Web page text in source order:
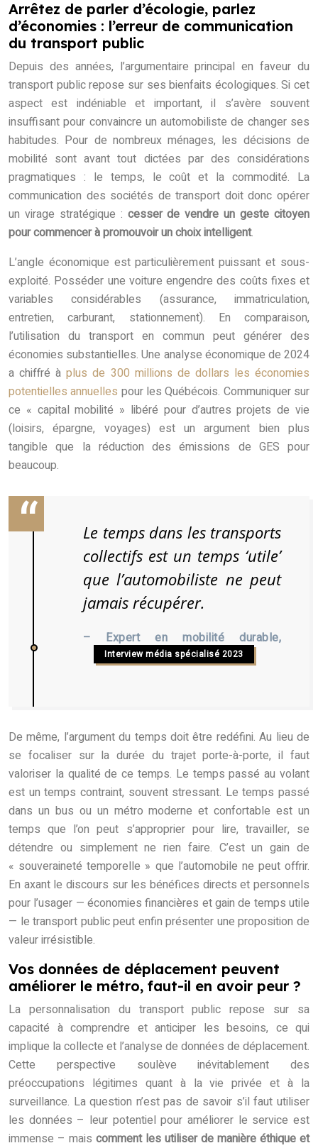
Arrêtez de parler d’écologie, parlez
d’économies : l’erreur de communication
du transport public
Depuis des années, l’argumentaire principal en faveur du
transport public repose sur ses bienfaits écologiques. Si cet
aspect est indéniable et important, il s’avère souvent
insuffisant pour convaincre un automobiliste de changer ses
habitudes. Pour de nombreux ménages, les décisions de
mobilité sont avant tout dictées par des considérations
pragmatiques : le temps, le coût et la commodité. La
communication des sociétés de transport doit donc opérer
un virage stratégique : cesser de vendre un geste citoyen
pour commencer à promouvoir un choix intelligent.
L’angle économique est particulièrement puissant et sous-
exploité. Posséder une voiture engendre des coûts fixes et
variables considérables (assurance, immatriculation,
entretien, carburant, stationnement). En comparaison,
l’utilisation du transport en commun peut générer des
économies substantielles. Une analyse économique de 2024
a chiffré àplus de 300 millions de dollars les économies
potentielles annuelles pour les Québécois. Communiquer sur
ce « capital mobilité » libéré pour d’autres projets de vie
(loisirs, épargne, voyages) est un argument bien plus
tangible que la réduction des émissions de GES pour
beaucoup.
Le temps dans les transports
collectifs est un temps ‘utile’
que l’automobiliste ne peut
jamais récupérer.
– Expert en mobilité durable,
Interview média spécialisé 2023
De même, l’argument du temps doit être redéfini. Au lieu de
se focaliser sur la durée du trajet porte-à-porte, il faut
valoriser la qualité de ce temps. Le temps passé au volant
est un temps contraint, souvent stressant. Le temps passé
dans un bus ou un métro moderne et confortable est un
temps que l’on peut s’approprier pour lire, travailler, se
détendre ou simplement ne rien faire. C’est un gain de
« souveraineté temporelle » que l’automobile ne peut offrir.
En axant le discours sur les bénéfices directs et personnels
pour l’usager — économies financières et gain de temps utile
— le transport public peut enfin présenter une proposition de
valeur irrésistible.
Vos données de déplacement peuvent
améliorer le métro, faut-il en avoir peur ?
La personnalisation du transport public repose sur sa
capacité à comprendre et anticiper les besoins, ce qui
implique la collecte et l’analyse de données de déplacement.
Cette perspective soulève inévitablement des
préoccupations légitimes quant à la vie privée et à la
surveillance. La question n’est pas de savoir s’il faut utiliser
les données – leur potentiel pour améliorer le service est
immense – mais comment les utiliser de manière éthique et